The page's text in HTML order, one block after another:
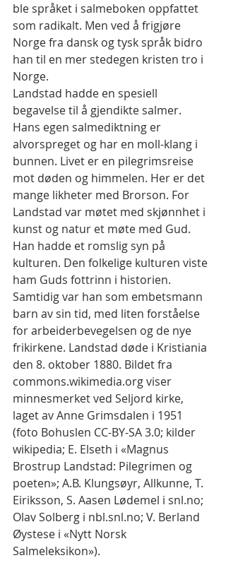
ble språket i salmeboken oppfattet
som radikalt. Men ved å frigjøre
Norge fra dansk og tysk språk bidro
han til en mer stedegen kristen tro i
Norge.
Landstad hadde en spesiell
begavelse til å gjendikte salmer.
Hans egen salmediktning er
alvorspreget og har en moll-klang i
bunnen. Livet er en pilegrimsreise
mot døden og himmelen. Her er det
mange likheter med Brorson. For
Landstad var møtet med skjønnhet i
kunst og natur et møte med Gud.
Han hadde et romslig syn på
kulturen. Den folkelige kulturen viste
ham Guds fottrinn i historien.
Samtidig var han som embetsmann
barn av sin tid, med liten forståelse
for arbeiderbevegelsen og de nye
frikirkene. Landstad døde i Kristiania
den 8. oktober 1880. Bildet fra
commons.wikimedia.org viser
minnesmerket ved Seljord kirke,
laget av Anne Grimsdalen i 1951
(foto Bohuslen CC-BY-SA 3.0; kilder
wikipedia; E. Elseth i «Magnus
Brostrup Landstad: Pilegrimen og
poeten»; A.B. Klungsøyr, Allkunne, T.
Eiriksson, S. Aasen Lødemel i snl.no;
Olav Solberg i nbl.snl.no; V. Berland
Øystese i «Nytt Norsk
Salmeleksikon»).